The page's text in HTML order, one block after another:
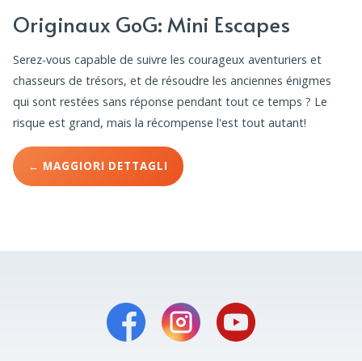
Originaux GoG: Mini Escapes
Serez-vous capable de suivre les courageux aventuriers et
chasseurs de trésors, et de résoudre les anciennes énigmes
qui sont restées sans réponse pendant tout ce temps ? Le
risque est grand, mais la récompense l'est tout autant!
← MAGGIORI DETTAGLI